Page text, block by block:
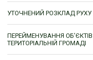
УТОЧНЕНИЙ РОЗКЛАД РУХУ
ПЕРЕЙМЕНУВАННЯ ОБ’ЄКТІВ
ТЕРИТОРІАЛЬНІЙ ГРОМАДІ